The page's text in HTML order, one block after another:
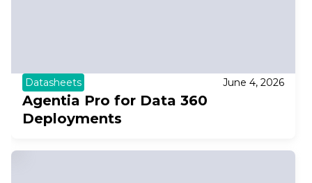
Datasheets June 4, 2026
Agentia Pro for Data 360
Deployments